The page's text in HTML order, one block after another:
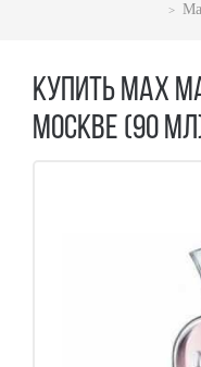
КУПИТЬ MAX
МОСКВЕ (90